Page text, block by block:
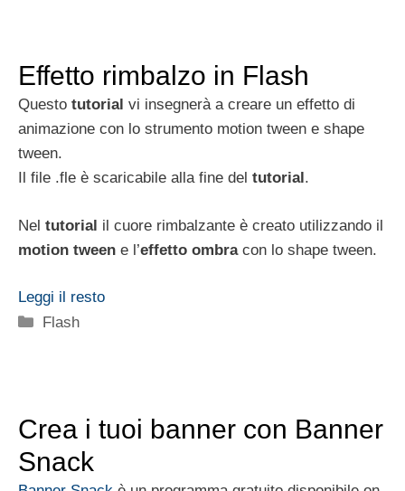
Effetto rimbalzo in Flash
Questo tutorial vi insegnerà a creare un effetto di
animazione con lo strumento motion tween e shape
tween.
Il file .fle è scaricabile alla fine del tutorial.
Nel tutorial il cuore rimbalzante è creato utilizzando il
motion tween e l’effetto ombracon lo shape tween.
Leggi il resto
Categorie
Flash
Crea i tuoi banner con Banner
Snack